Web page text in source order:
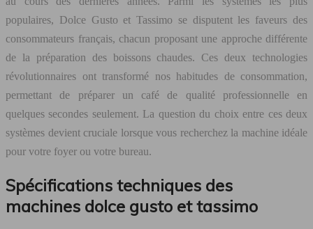
populaires, Dolce Gusto et Tassimo se disputent les faveurs des
consommateurs français, chacun proposant une approche différente
de la préparation des boissons chaudes. Ces deux technologies
révolutionnaires ont transformé nos habitudes de consommation,
permettant de préparer un café de qualité professionnelle en
quelques secondes seulement. La question du choix entre ces deux
systèmes devient cruciale lorsque vous recherchez la machine idéale
pour votre foyer ou votre bureau.
Spécifications techniques des
machines dolce gusto et tassimo